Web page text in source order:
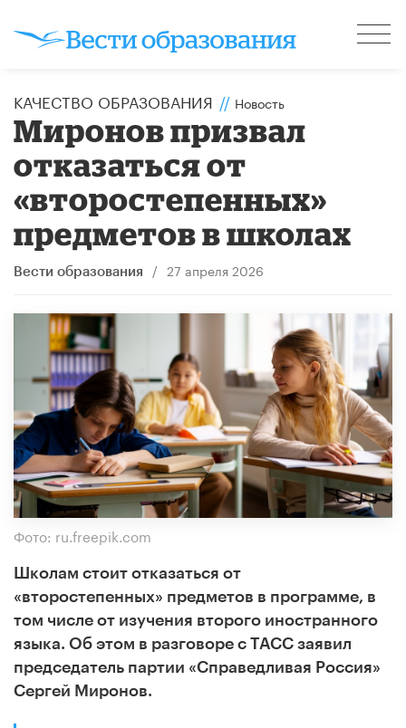
КАЧЕСТВО ОБРАЗОВАНИЯ // Новость
Миронов призвал
отказаться от
«второстепенных»
предметов в школах
Вести образования / 27 апреля 2026
Фото: ru.freepik.com
Школам стоит отказаться от
«второстепенных» предметов в программе, в
том числе от изучения второго иностранного
языка. Об этом в разговоре с ТАСС заявил
председатель партии «Справедливая Россия»
Сергей Миронов.